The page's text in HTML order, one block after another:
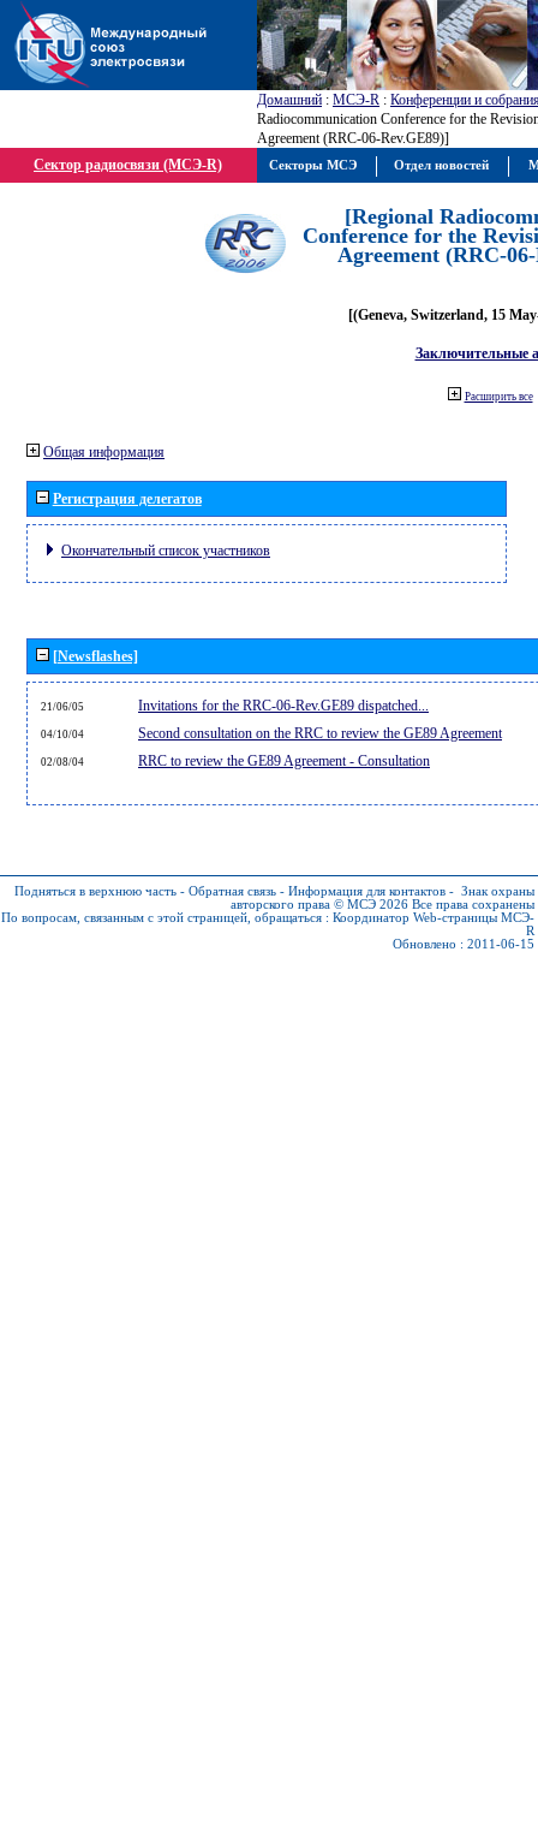
Домашний : МСЭ-R : Конференции и
Radiocommunication Conference for the
Agreement (RRC-06-Rev.GE89)]
Сектор радиосвязи (МСЭ-R)
[Regional
Conference for the
Agreement (RRC-
[(Geneva, Switzerland, 15
Заключительные
Расширить все
Общая информация
Регистрация делегатов
Окончательный список участников
[Newsflashes]
21/06/05 Invitations for the RRC-06-Rev.GE89 dispatched...
04/10/04 Second consultation on the RRC to review the GE89 Agreement
02/08/04 RRC to review the GE89 Agreement - Consultation
Подняться в верхнюю часть - Обратная связь - Информация для контактов - Знак охраны
авторского права © МСЭ 2026 Все права сохранены
По вопросам, связанным с этой страницей, обращаться : Координатор Web-страницы МСЭ-
R
Обновлено : 2011-06-15
Секторы МСЭ Отдел новостей